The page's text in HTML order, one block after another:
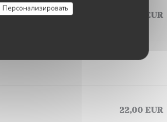
Персонализировать
25,00 EUR
22,00 EUR